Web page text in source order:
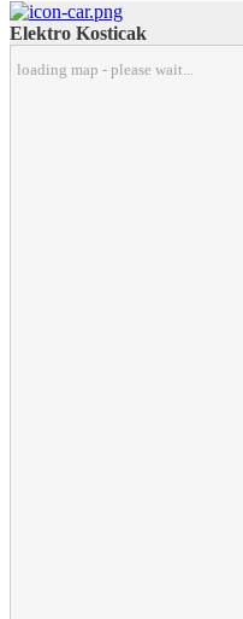
Elektro Kosticak
loading map - please wait...